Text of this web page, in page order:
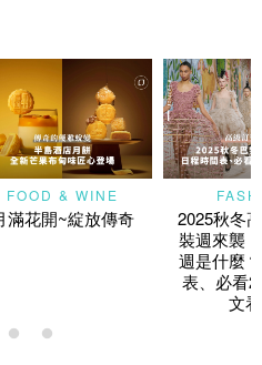
FOOD & WINE
滿花開~綻放傳奇
2025秋冬
裝週來襲
週是什麼
表、必看
文